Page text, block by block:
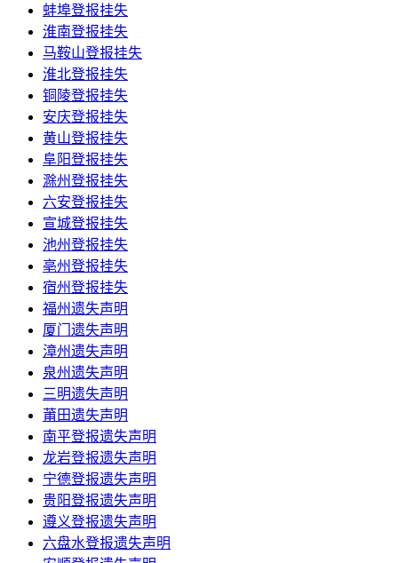
蚌埠登报挂失
淮南登报挂失
马鞍山登报挂失
淮北登报挂失
铜陵登报挂失
安庆登报挂失
黄山登报挂失
阜阳登报挂失
滁州登报挂失
六安登报挂失
宣城登报挂失
池州登报挂失
亳州登报挂失
宿州登报挂失
福州遗失声明
厦门遗失声明
漳州遗失声明
泉州遗失声明
三明遗失声明
莆田遗失声明
南平登报遗失声明
龙岩登报遗失声明
宁德登报遗失声明
贵阳登报遗失声明
遵义登报遗失声明
六盘水登报遗失声明